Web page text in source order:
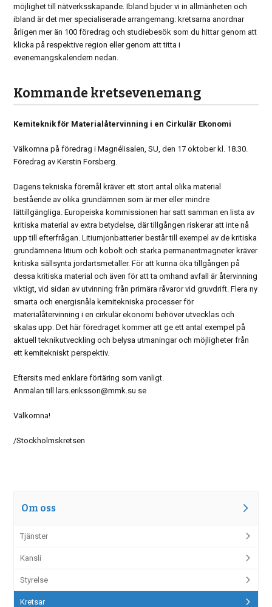
möjlighet till nätverksskapande. Ibland bjuder vi in allmänheten och
ibland är det mer specialiserade arrangemang: kretsarna anordnar
årligen mer än 100 föredrag och studiebesök som du hittar genom att
klicka på respektive region eller genom att titta i
evenemangskalendern nedan.
Kommande kretsevenemang
Kemiteknik för Materialåtervinning i en Cirkulär Ekonomi
Välkomna på föredrag i Magnélisalen, SU, den 17 oktober kl. 18.30.
Föredrag av Kerstin Forsberg.
Dagens tekniska föremål kräver ett stort antal olika material
bestående av olika grundämnen som är mer eller mindre
lättillgängliga. Europeiska kommissionen har satt samman en lista av
kritiska material av extra betydelse, där tillgången riskerar att inte nå
upp till efterfrågan. Litiumjonbatterier består till exempel av de kritiska
grundämnena litium och kobolt och starka permanentmagneter kräver
kritiska sällsynta jordartsmetaller. För att kunna öka tillgången på
dessa kritiska material och även för att ta omhand avfall är återvinning
viktigt, vid sidan av utvinning från primära råvaror vid gruvdrift. Flera ny
smarta och energisnåla kemitekniska processer för
materialåtervinning i en cirkulär ekonomi behöver utvecklas och
skalas upp. Det här föredraget kommer att ge ett antal exempel på
aktuell teknikutveckling och belysa utmaningar och möjligheter från
ett kemitekniskt perspektiv.
Eftersits med enklare förtäring som vanligt.
Anmälan till lars.eriksson@mmk.su se
Välkomna!
/Stockholmskretsen
Om oss
Tjänster
Kansli
Styrelse
Kretsar